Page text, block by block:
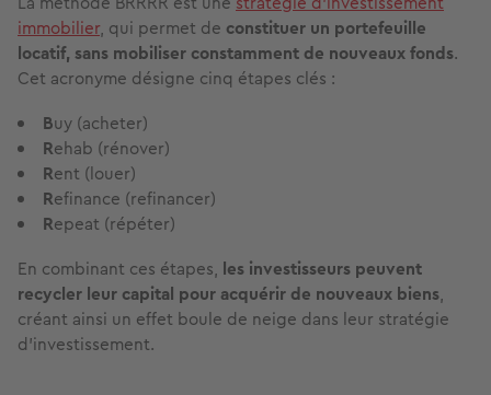
immobilier, qui permet de constituer un portefeuille
locatif, sans mobiliser constamment de nouveaux fonds.
Cet acronyme désigne cinq étapes clés :
Buy (acheter)
Rehab (rénover)
Rent (louer)
Refinance (refinancer)
Repeat (répéter)
En combinant ces étapes, les investisseurs peuvent
recycler leur capital pour acquérir de nouveaux biens,
créant ainsi un effet boule de neige dans leur stratégie
d'investissement.